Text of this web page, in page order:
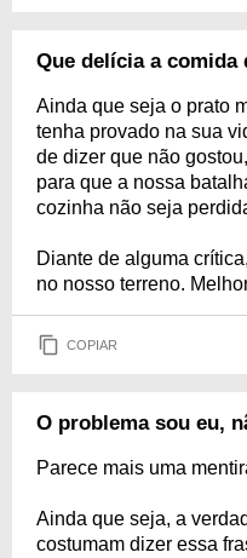
Que delícia a comida
Ainda que seja o prato
tenha provado na sua
de dizer que não
para que a nossa
cozinha não seja
Diante de alguma
no nosso terreno.
COPIAR
O problema sou eu,
Parece mais uma
Ainda que seja, a
costumam dizer essa